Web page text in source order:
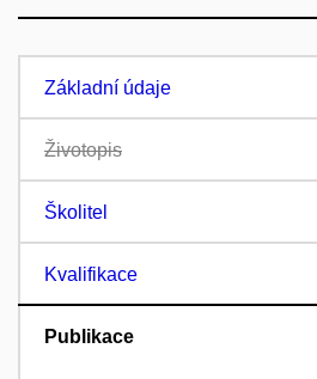
Základní údaje
Životopis
Školitel
Kvalifikace
Publikace